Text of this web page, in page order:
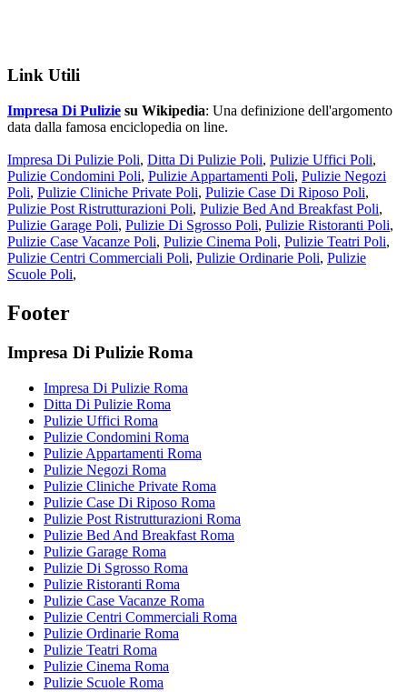
Link Utili
Impresa Di Pulizie su Wikipedia: Una definizione dell'argomento
data dalla famosa enciclopedia on line.
Impresa Di Pulizie Poli, Ditta Di Pulizie Poli, Pulizie Uffici Poli,
Pulizie Condomini Poli, Pulizie Appartamenti Poli, Pulizie Negozi
Poli, Pulizie Cliniche Private Poli, Pulizie Case Di Riposo Poli,
Pulizie Post Ristrutturazioni Poli, Pulizie Bed And Breakfast Poli,
Pulizie Garage Poli, Pulizie Di Sgrosso Poli, Pulizie Ristoranti Poli,
Pulizie Case Vacanze Poli, Pulizie Cinema Poli, Pulizie Teatri Poli,
Pulizie Centri Commerciali Poli, Pulizie Ordinarie Poli, Pulizie
Scuole Poli,
Footer
Impresa Di Pulizie Roma
Impresa Di Pulizie Roma
Ditta Di Pulizie Roma
Pulizie Uffici Roma
Pulizie Condomini Roma
Pulizie Appartamenti Roma
Pulizie Negozi Roma
Pulizie Cliniche Private Roma
Pulizie Case Di Riposo Roma
Pulizie Post Ristrutturazioni Roma
Pulizie Bed And Breakfast Roma
Pulizie Garage Roma
Pulizie Di Sgrosso Roma
Pulizie Ristoranti Roma
Pulizie Case Vacanze Roma
Pulizie Centri Commerciali Roma
Pulizie Ordinarie Roma
Pulizie Teatri Roma
Pulizie Cinema Roma
Pulizie Scuole Roma